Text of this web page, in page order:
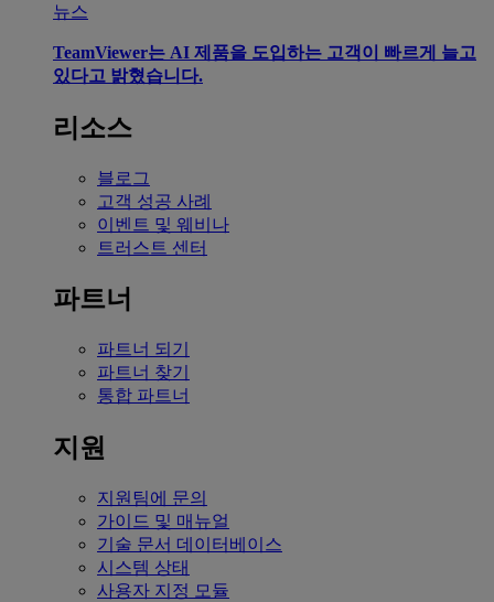
뉴스
TeamViewer는 AI 제품을 도입하는 고객이 빠르게 늘고
있다고 밝혔습니다.
리소스
블로그
고객 성공 사례
이벤트 및 웨비나
트러스트 센터
파트너
파트너 되기
파트너 찾기
통합 파트너
지원
지원팀에 문의
가이드 및 매뉴얼
기술 문서 데이터베이스
시스템 상태
사용자 지정 모듈